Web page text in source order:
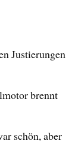
Justierungen
brennt
schön, aber